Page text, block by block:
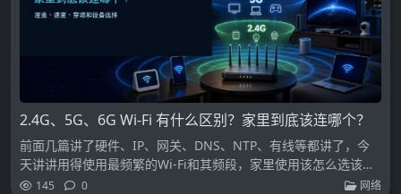
2.4G、5G、6G Wi-Fi 有什么区别？家里到底该连哪个？
前面几篇讲了硬件、IP、网关、DNS、NTP、有线等都讲了，今
天讲讲用得使用最频繁的Wi-Fi和其频段，家里使用该怎么选该怎
么连？
145 0 网络